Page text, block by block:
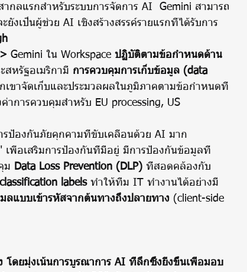
กลแรกสำหรับระบบการจัดการ AI  Gemini สามารถ
ยังเป็นผู้ช่วย AI เชิงสร้างสรรค์รายแรกที่ได้รับการ
Gemini ใน Workspace ปฏิบัติตามข้อกำหนดด้าน
สหรัฐอเมริกามี การควบคุมการเก็บข้อมูล (data
เขาจัดเก็บและประมวลผลในภูมิภาคตามข้อกำหนดที่
าการควบคุมสำหรับ EU processing, US
รป้องกันภัยคุกคามที่ขับเคลื่อนด้วย AI มาก
พื่อเสริมการป้องกันที่มีอยู่ มีการป้องกันข้อมูลที่
ม Data Loss Prevention (DLP) ที่สอดคล้องกับ
labels ทำให้ทีม IT ทำงานได้อย่างมี
มลแบบเข้ารหัสจากต้นทางถึงปลายทาง (client-side
โดยมุ่งเน้นการบูรณาการ AI ที่ลึกซึ้งยิ่งขึ้นเพื่อมอบ